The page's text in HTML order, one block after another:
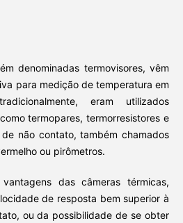
denominadas termovisores, vêm
para medição de temperatura em
eram utilizados
termopares, termorresistores e
não contato, também chamados
ou pirômetros.
das câmeras térmicas,
de resposta bem superior à
ou da possibilidade de se obter